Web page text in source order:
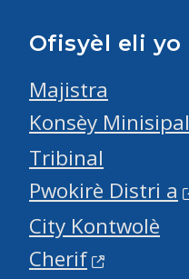
Ofisyèl eli yo
Majistra
Konsèy Minisipal
Tribinal
Pwokirè Distri a
City Kontwolè
Cherif